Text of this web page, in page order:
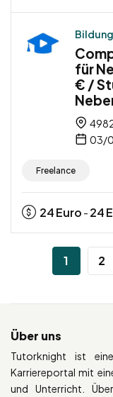
für
€ /
03/
Freelance
24Euro - 24
1 2
Über uns
Tutorknight ist
Karriereportal mit
und Unterricht.